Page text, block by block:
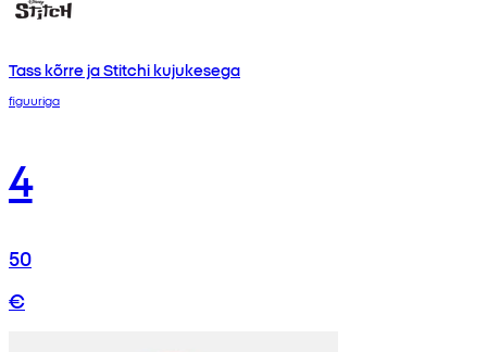
Tass kõrre ja Stitchi kujukesega
figuuriga
4
50
€